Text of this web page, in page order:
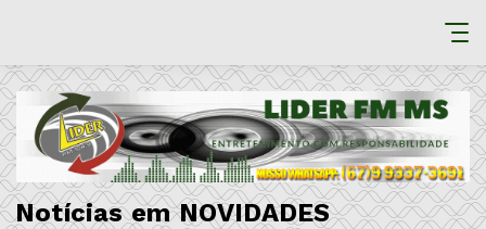
Notícias em NOVIDADES